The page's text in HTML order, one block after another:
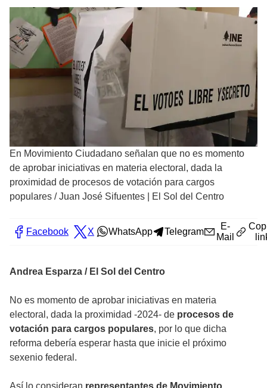
En Movimiento Ciudadano señalan que no es momento
de aprobar iniciativas en materia electoral, dada la
proximidad de procesos de votación para cargos
populares /Juan José Sifuentes | El Sol del Centro
Facebook X WhatsApp Telegram
E-
Mail
Andrea Esparza / El Sol del Centro
No es momento de aprobar iniciativas en materia
electoral, dada la proximidad -2024- de procesos de
votación para cargos populares, por lo que dicha
reforma debería esperar hasta que inicie el próximo
sexenio federal.